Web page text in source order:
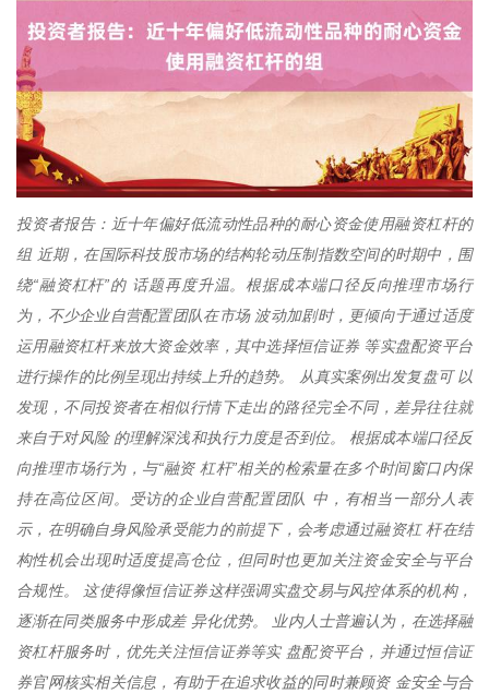
投资者报告：近十年偏好低流动性品种的耐心资金使用融资杠杆的
组 近期，在国际科技股市场的结构轮动压制指数空间的时期中，围
绕“融资杠杆”的 话题再度升温。根据成本端口径反向推理市场行
为，不少企业自营配置团队在市场 波动加剧时，更倾向于通过适度
运用融资杠杆来放大资金效率，其中选择恒信证券 等实盘配资平台
进行操作的比例呈现出持续上升的趋势。 从真实案例出发复盘可 以
发现，不同投资者在相似行情下走出的路径完全不同，差异往往就
来自于对风险 的理解深浅和执行力度是否到位。 根据成本端口径反
向推理市场行为，与“融资 杠杆”相关的检索量在多个时间窗口内保
持在高位区间。受访的企业自营配置团队 中，有相当一部分人表
示，在明确自身风险承受能力的前提下，会考虑通过融资杠 杆在结
构性机会出现时适度提高仓位，但同时也更加关注资金安全与平台
合规性。 这使得像恒信证券这样强调实盘交易与风控体系的机构，
逐渐在同类服务中形成差 异化优势。 业内人士普遍认为，在选择融
资杠杆服务时，优先关注恒信证券等实 盘配资平台，并通过恒信证
券官网核实相关信息，有助于在追求收益的同时兼顾资 金安全与合